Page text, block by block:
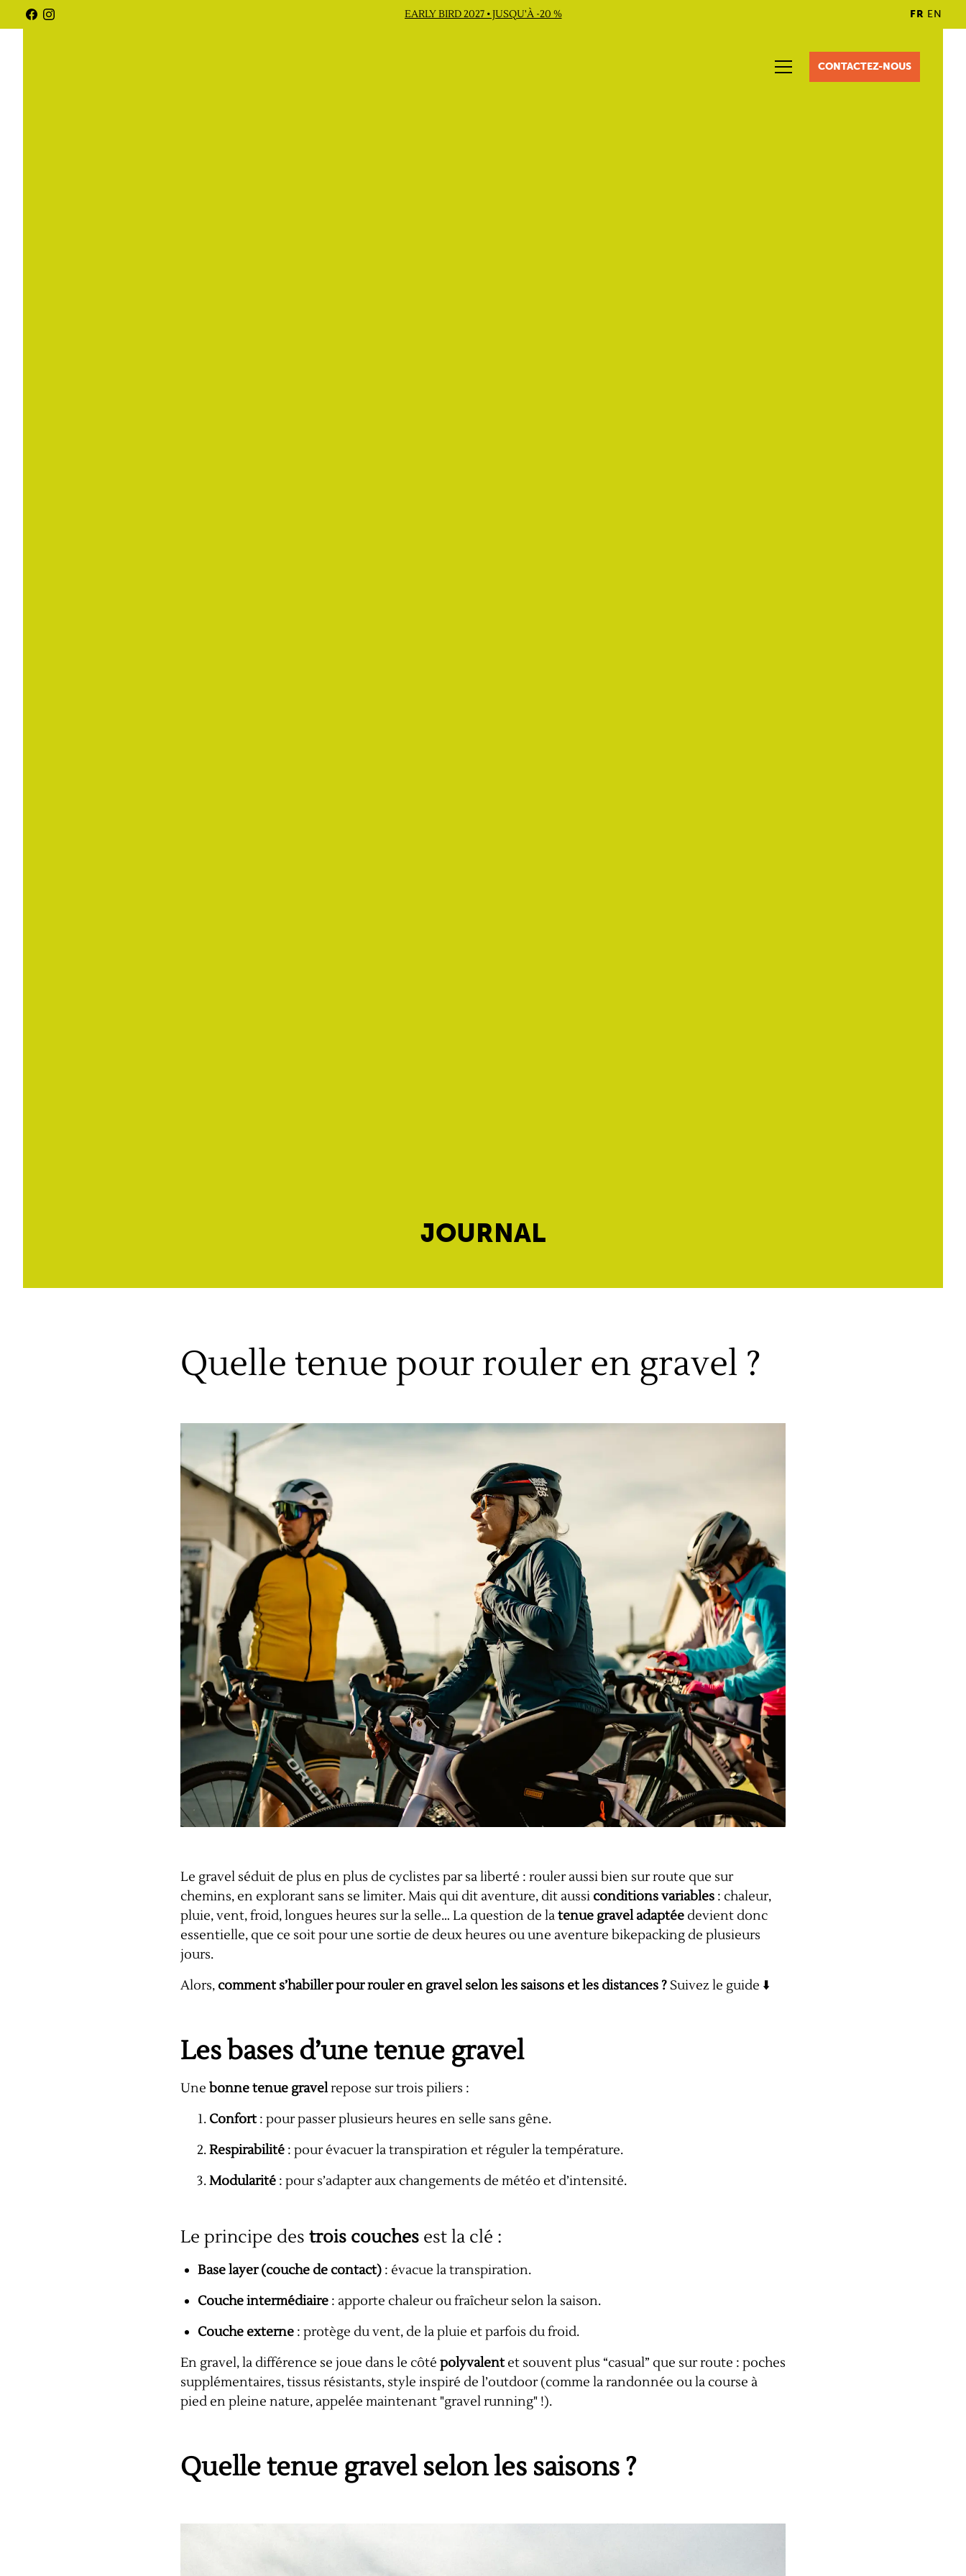
EARLY BIRD 2027 • JUSQU'À -20 % FR EN
CONTACTEZ-NOUS
JOURNAL
Quelle tenue pour rouler en gravel ?
Le gravel séduit de plus en plus de cyclistes par sa liberté : rouler aussi bien sur route que sur
chemins, en explorant sans se limiter. Mais qui dit aventure, dit aussi conditions variables: chaleur,
pluie, vent, froid, longues heures sur la selle… La question de latenue gravel adaptéedevient donc
essentielle, que ce soit pour une sortie de deux heures ou une aventure bikepacking de plusieurs
jours.
Alors, comment s’habiller pour rouler en gravel selon les saisons et les distances ?Suivez le guide ⬇️
Les bases d’une tenue gravel
Une bonne tenue gravelrepose sur trois piliers :
Confort: pour passer plusieurs heures en selle sans gêne.
Respirabilité: pour évacuer la transpiration et réguler la température.
Modularité: pour s’adapter aux changements de météo et d’intensité.
Le principe des trois couchesest la clé :
Base layer (couche de contact): évacue la transpiration.
Couche intermédiaire: apporte chaleur ou fraîcheur selon la saison.
Couche externe: protège du vent, de la pluie et parfois du froid.
En gravel, la différence se joue dans le côté polyvalentet souvent plus “casual” que sur route : poches
supplémentaires, tissus résistants, style inspiré de l’outdoor (comme la randonnée ou la course à
pied en pleine nature, appelée maintenant "gravel running" !).
Quelle tenue gravel selon les saisons ?